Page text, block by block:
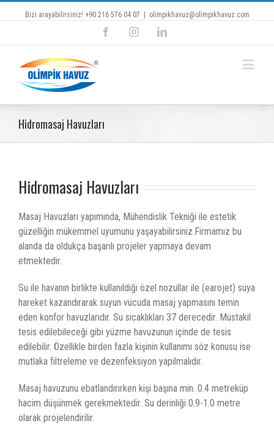
Bizi arayabilirsiniz! +90 216 576 04 07 olimpikhavuz@olimpikhavuz.com
FacebookInstagramLinkedin
Hidromasaj Havuzları
Hidromasaj Havuzları
Masaj Havuzları yapımında, Mühendislik Tekniği ile estetik
güzelliğin mükemmel uyumunu yaşayabilirsiniz.Firmamız bu
alanda da oldukça başarılı projeler yapmaya devam
etmektedir.
Su ile havanın birlikte kullanıldığı özel nozullar ile (earojet) suya
hareket kazandırarak suyun vücuda masaj yapmasını temin
eden konfor havuzlarıdır. Su sıcaklıkları 37 derecedir. Müstakil
tesis edilebileceği gibi yüzme havuzunun içinde de tesis
edilebilir. Özellikle birden fazla kişinin kullanımı söz konusu ise
mutlaka filtreleme ve dezenfeksiyon yapılmalıdır.
Masaj havuzunu ebatlandırırken kişi başına min. 0.4 metreküp
hacim düşünmek gerekmektedir. Su derinliği 0.9-1.0 metre
olarak projelendirilir.